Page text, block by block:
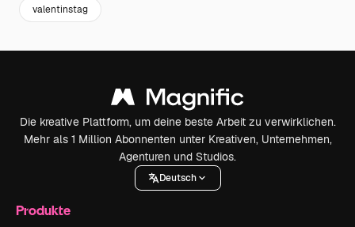
valentinstag
Die kreative Plattform, um deine beste Arbeit zu verwirklichen.
Mehr als 1 Million Abonnenten unter Kreativen, Unternehmen,
Agenturen und Studios.
Deutsch
Produkte